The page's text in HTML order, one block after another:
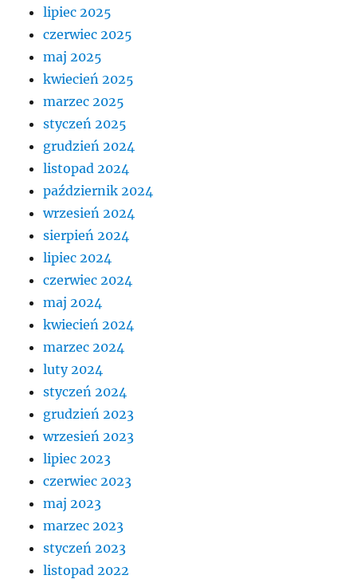
lipiec 2025
czerwiec 2025
maj 2025
kwiecień 2025
marzec 2025
styczeń 2025
grudzień 2024
listopad 2024
październik 2024
wrzesień 2024
sierpień 2024
lipiec 2024
czerwiec 2024
maj 2024
kwiecień 2024
marzec 2024
luty 2024
styczeń 2024
grudzień 2023
wrzesień 2023
lipiec 2023
czerwiec 2023
maj 2023
marzec 2023
styczeń 2023
listopad 2022